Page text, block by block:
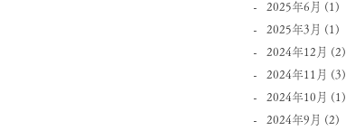
2025年6月 (1)
2025年3月 (1)
2024年12月 (2)
2024年11月 (3)
2024年10月 (1)
2024年9月 (2)